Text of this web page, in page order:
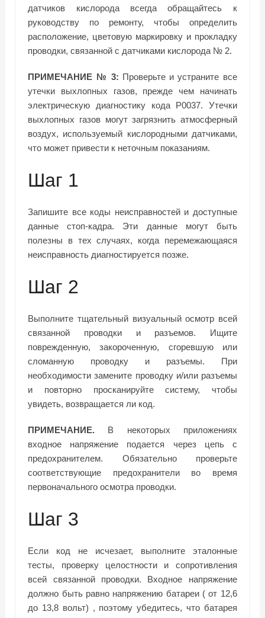
датчиков кислорода всегда обращайтесь к
руководству по ремонту, чтобы определить
расположение, цветовую маркировку и прокладку
проводки, связанной с датчиками кислорода № 2.
ПРИМЕЧАНИЕ № 3: Проверьте и устраните все
утечки выхлопных газов, прежде чем начинать
электрическую диагностику кода P0037. Утечки
выхлопных газов могут загрязнить атмосферный
воздух, используемый кислородными датчиками,
что может привести к неточным показаниям.
Шаг 1
Запишите все коды неисправностей и доступные
данные стоп-кадра. Эти данные могут быть
полезны в тех случаях, когда перемежающаяся
неисправность диагностируется позже.
Шаг 2
Выполните тщательный визуальный осмотр всей
связанной проводки и разъемов. Ищите
поврежденную, закороченную, сгоревшую или
сломанную проводку и разъемы. При
необходимости замените проводку и/или разъемы
и повторно просканируйте систему, чтобы
увидеть, возвращается ли код.
ПРИМЕЧАНИЕ. В некоторых приложениях
входное напряжение подается через цепь с
предохранителем. Обязательно проверьте
соответствующие предохранители во время
первоначального осмотра проводки.
Шаг 3
Если код не исчезает, выполните эталонные
тесты, проверку целостности и сопротивления
всей связанной проводки. Входное напряжение
должно быть равно напряжению батареи (от 12,6
до 13,8 вольт) , поэтому убедитесь, что батарея